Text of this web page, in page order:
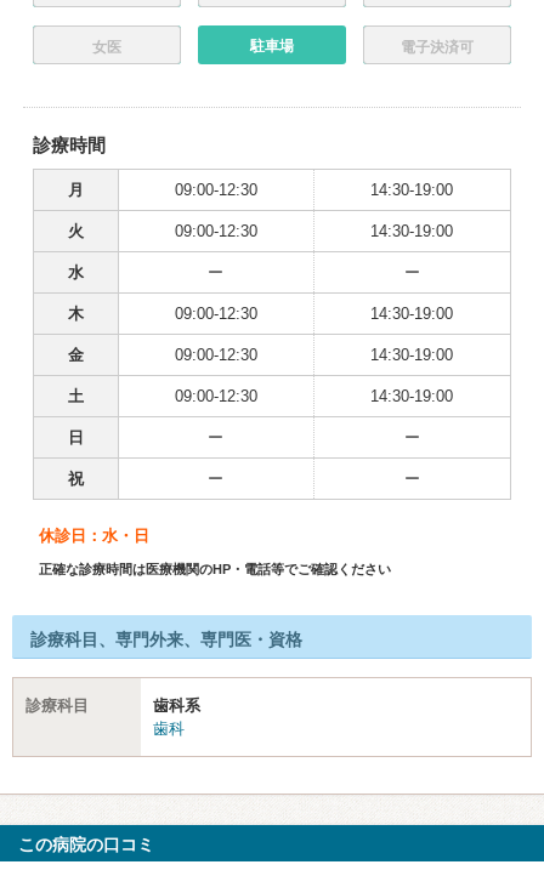
女医 駐車場 電子決済可
診療時間
月 09:00-12:30 14:30-19:00
火 09:00-12:30 14:30-19:00
水 ー ー
木 09:00-12:30 14:30-19:00
金 09:00-12:30 14:30-19:00
土 09:00-12:30 14:30-19:00
日 ー ー
祝 ー ー
休診日：水・日
正確な診療時間は医療機関のHP・電話等でご確認ください
診療科目、専門外来、専門医・資格
診療科目
歯科系
歯科
この病院の口コミ